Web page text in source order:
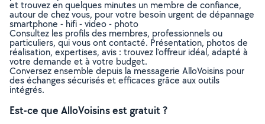
et trouvez en quelques minutes un membre de confiance,
autour de chez vous, pour votre besoin urgent de dépannage
smartphone - hifi - video - photo
Consultez les profils des membres, professionnels ou
particuliers, qui vous ont contacté. Présentation, photos de
réalisation, expertises, avis : trouvez l'offreur idéal, adapté à
votre demande et à votre budget.
Conversez ensemble depuis la messagerie AlloVoisins pour
des échanges sécurisés et efficaces grâce aux outils
intégrés.
Est-ce que AlloVoisins est gratuit ?